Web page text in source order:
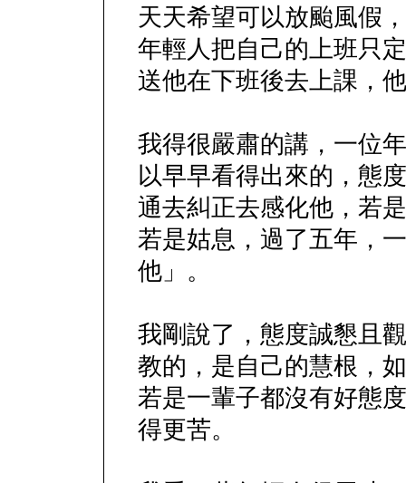
天天希望可以放颱風假
年輕人把自己的上班只
送他在下班後去上課，
我得很嚴肅的講，一位
以早早看得出來的，態
通去糾正去感化他，若
若是姑息，過了五年，
他」。
我剛說了，態度誠懇且
教的，是自己的慧根，
若是一輩子都沒有好態
得更苦。